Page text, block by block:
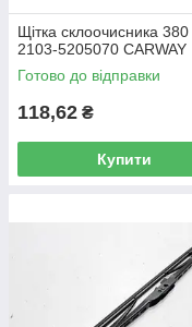
Щітка склоочисника
2103-5205070 CARWAY
Готово до відправки
118,62 ₴
Купити